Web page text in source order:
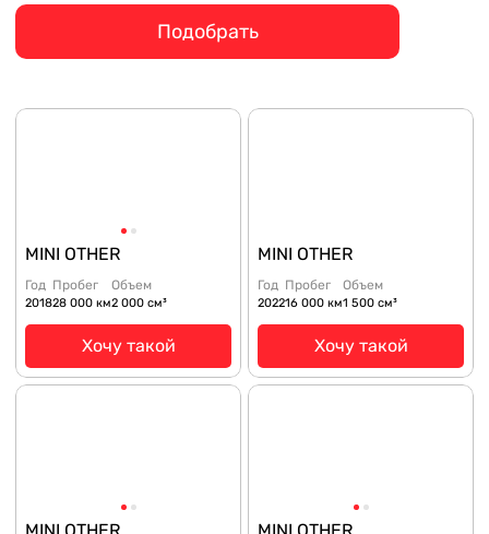
Подобрать
MINI OTHER
Год
2018
Пробег
28 000 км
Объем
2 000 см³
Хочу такой
MINI OTHER
Год
2022
Пробег
16 000 км
Объем
1 500 см³
Хочу такой